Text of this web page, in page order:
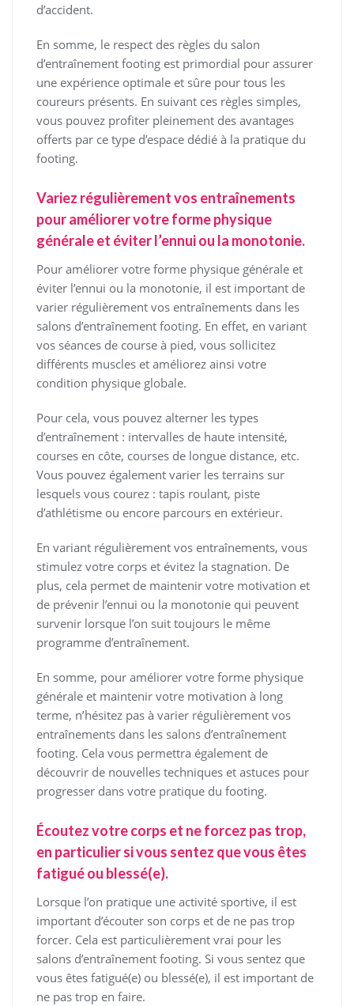
d’accident.
En somme, le respect des règles du salon
d’entraînement footing est primordial pour assurer
une expérience optimale et sûre pour tous les
coureurs présents. En suivant ces règles simples,
vous pouvez profiter pleinement des avantages
offerts par ce type d’espace dédié à la pratique du
footing.
Variez régulièrement vos entraînements
pour améliorer votre forme physique
générale et éviter l’ennui ou la monotonie.
Pour améliorer votre forme physique générale et
éviter l’ennui ou la monotonie, il est important de
varier régulièrement vos entraînements dans les
salons d’entraînement footing. En effet, en variant
vos séances de course à pied, vous sollicitez
différents muscles et améliorez ainsi votre
condition physique globale.
Pour cela, vous pouvez alterner les types
d’entraînement : intervalles de haute intensité,
courses en côte, courses de longue distance, etc.
Vous pouvez également varier les terrains sur
lesquels vous courez : tapis roulant, piste
d’athlétisme ou encore parcours en extérieur.
En variant régulièrement vos entraînements, vous
stimulez votre corps et évitez la stagnation. De
plus, cela permet de maintenir votre motivation et
de prévenir l’ennui ou la monotonie qui peuvent
survenir lorsque l’on suit toujours le même
programme d’entraînement.
En somme, pour améliorer votre forme physique
générale et maintenir votre motivation à long
terme, n’hésitez pas à varier régulièrement vos
entraînements dans les salons d’entraînement
footing. Cela vous permettra également de
découvrir de nouvelles techniques et astuces pour
progresser dans votre pratique du footing.
Écoutez votre corps et ne forcez pas trop,
en particulier si vous sentez que vous êtes
fatigué ou blessé(e).
Lorsque l’on pratique une activité sportive, il est
important d’écouter son corps et de ne pas trop
forcer. Cela est particulièrement vrai pour les
salons d’entraînement footing. Si vous sentez que
vous êtes fatigué(e) ou blessé(e), il est important de
ne pas trop en faire.